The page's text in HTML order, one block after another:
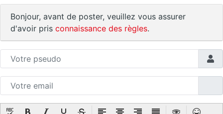
Bonjour, avant de poster, veuillez vous assurer
d'avoir pris connaissance des règles.